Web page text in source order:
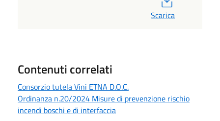
Scarica
Contenuti correlati
Consorzio tutela Vini ETNA D.O.C.
Ordinanza n.20/2024 Misure di prevenzione rischio
incendi boschi e di interfaccia